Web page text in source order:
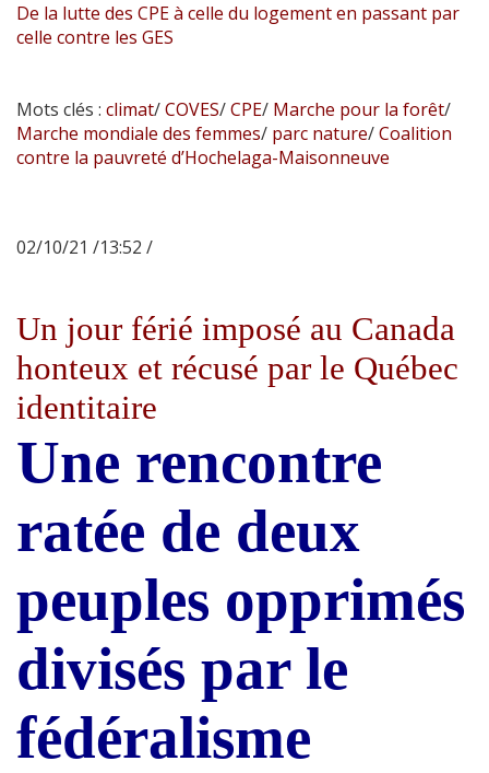
De la lutte des CPE à celle du logement en passant par
celle contre les GES
Mots clés : climat/COVES/CPE/ Marche pour la forêt/
Marche mondiale des femmes/ parc nature/Coalition
contre la pauvreté d’Hochelaga-Maisonneuve
02/10/21 /13:52 /
Un jour férié imposé au Canada
honteux et récusé par le Québec
identitaire
Une rencontre
ratée de deux
peuples opprimés
divisés par le
fédéralisme